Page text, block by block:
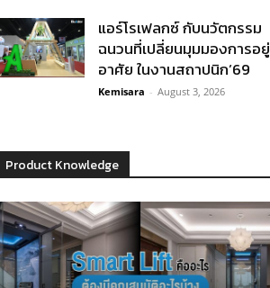
แอร์โรเฟลกซ์ กับนวัตกรรม
ฉนวนที่เปลี่ยนมุมมองการอยู่
อาศัย ในงานสถาปนิก’69
Kemisara - August 3, 2026
Product Knowledge